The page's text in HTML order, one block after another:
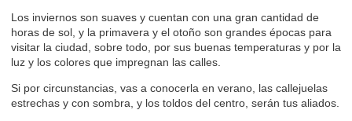
Los inviernos son suaves y cuentan con una gran cantidad de
horas de sol, y la primavera y el otoño son grandes épocas para
visitar la ciudad, sobre todo, por sus buenas temperaturas y por la
luz y los colores que impregnan las calles.
Si por circunstancias, vas a conocerla en verano, las callejuelas
estrechas y con sombra, y los toldos del centro, serán tus aliados.